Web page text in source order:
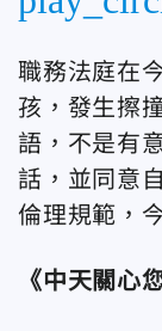
職務法庭在
孩，發生擦
語，不是有
話，並同意
倫理規範，
《中天關心